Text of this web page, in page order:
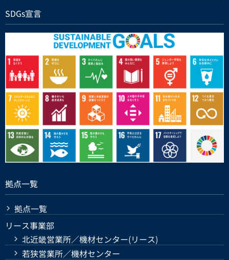
SDGs宣言
拠点一覧
拠点一覧
リース事業部
北近畿営業所／機材センター(リース)
若狭営業所／機材センター